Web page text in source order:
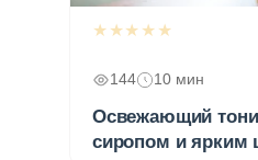
★★★★★
144 10 мин
Освежающий
сиропом и ярким